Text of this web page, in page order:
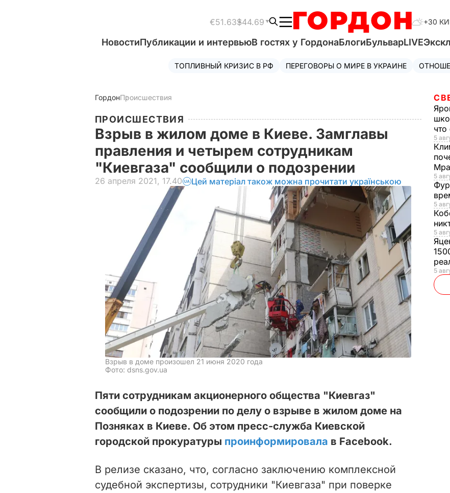
€51.63$44.69 +30
НовостиПубликации и интервьюВ гостях у ГордонаБлогиБульварLIVE
ТОПЛИВНЫЙ КРИЗИС В РФ ПЕРЕГОВОРЫ О МИРЕ В УКРАИНЕ
ГордонПроисшествия
ПРОИСШЕСТВИЯ
Взрыв в жилом доме в Киеве. Замглавы
правления и четырем сотрудникам
"Киевгаза" сообщили о подозрении
26 апреля 2021, 17.40 Цей матеріал також можна прочитати українською
Взрыв в доме произошел 21 июня 2020 года
Фото: dsns.gov.ua
Пяти сотрудникам акционерного общества "Киевгаз"
сообщили о подозрении по делу о взрыве в жилом доме на
Позняках в Киеве. Об этом пресс-служба Киевской
городской прокуратуры проинформировала в Facebook.
В релизе сказано, что, согласно заключению комплексной
судебной экспертизы, сотрудники "Киевгаза" при поверке
что
5
5
5
5
5